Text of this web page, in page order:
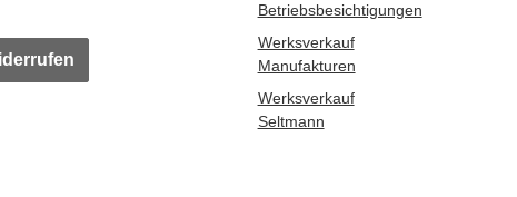
Betriebsbesichtigungen
Werksverkauf
Manufakturen
Werksverkauf
Seltmann